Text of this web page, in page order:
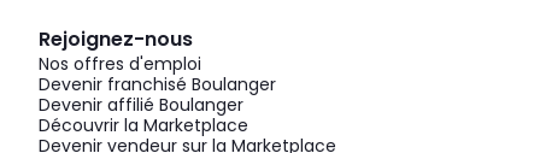
Rejoignez-nous
Nos offres d'emploi
Devenir franchisé Boulanger
Devenir affilié Boulanger
Découvrir la Marketplace
Devenir vendeur sur la Marketplace